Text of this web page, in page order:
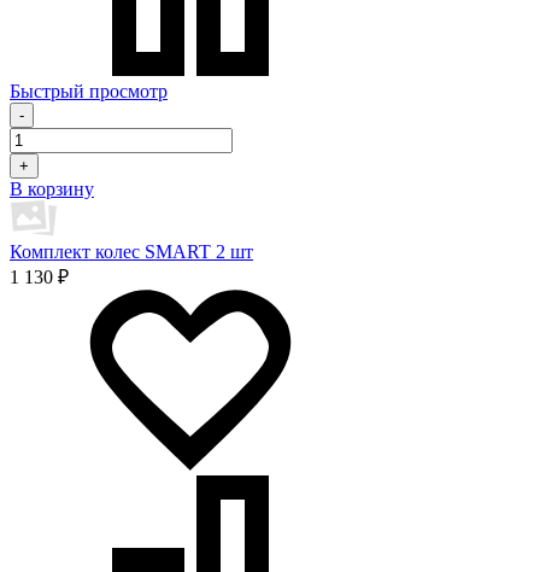
Быстрый просмотр
-
+
В корзину
Комплект колес SMART 2 шт
1 130 ₽